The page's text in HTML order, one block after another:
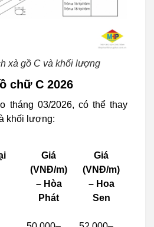
xà gồ C và khối lượng
chữ C 2026
tháng 03/2026, có thể thay
khối lượng:
Giá
(VNĐ/m)
– Hòa
Phát
Giá
(VNĐ/m)
– Hoa
Sen